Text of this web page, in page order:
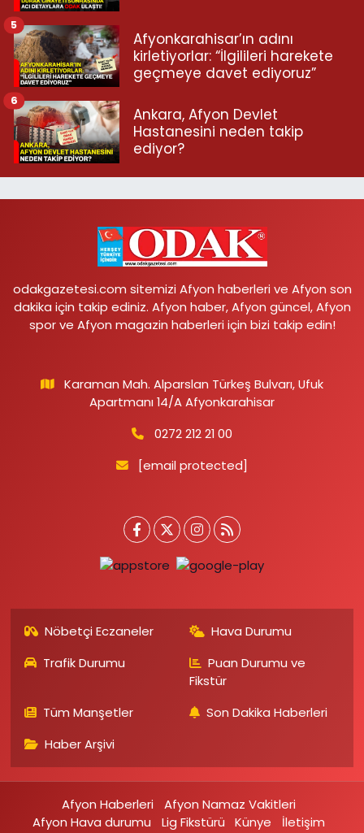
Afyonkarahisar’ın adını
kirletiyorlar: “İlgilileri harekete
geçmeye davet ediyoruz”
5
Ankara, Afyon Devlet
Hastanesini neden takip
ediyor?
6
odakgazetesi.com sitemizi Afyon haberleri ve Afyon son
dakika için takip ediniz. Afyon haber, Afyon güncel, Afyon
spor ve Afyon magazin haberleri için bizi takip edin!
Karaman Mah. Alparslan Türkeş Bulvarı, Ufuk
Apartmanı 14/A Afyonkarahisar
0272 212 21 00
[email protected]
Nöbetçi Eczaneler
Hava Durumu
Trafik Durumu
Puan Durumu ve
Fikstür
Tüm Manşetler
Son Dakika Haberleri
Haber Arşivi
Afyon Haberleri
Afyon Namaz Vakitleri
Afyon Hava durumu
Lig Fikstürü Künye
İletişim